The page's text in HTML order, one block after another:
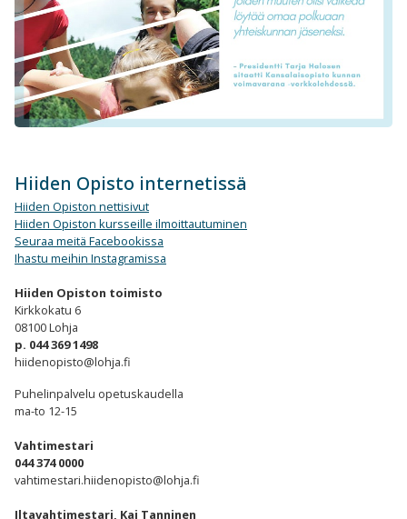
Hiiden Opisto internetissä
Hiiden Opiston nettisivut
Hiiden Opiston kursseille ilmoittautuminen
Seuraa meitä Facebookissa
Ihastu meihin Instagramissa
Hiiden Opiston toimisto
Kirkkokatu 6
08100 Lohja
p. 044 369 1498
hiidenopisto@lohja.fi
Puhelinpalvelu opetuskaudella
ma-to 12-15
Vahtimestari
044 374 0000
vahtimestari.hiidenopisto@lohja.fi
Iltavahtimestari, Kai Tanninen